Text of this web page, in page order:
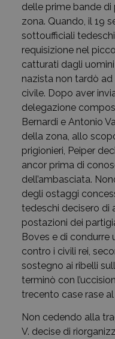
delle prime bande di
zona. Quando, il 19
sottoufficiali
requisizione nel
catturati dagli
nazista non tardò
civile. Dopo aver
delegazione
Bernardi e Antonio
della zona, allo
prigionieri, Peiper
ancor prima di
dell’ambasciata.
degli ostaggi
tedeschi decisero di
postazioni dei
Boves e di condurre
contro i civili rei,
sostegno ai ribelli
terminò con
trecento case rase
Non cedendo alla
V. decise di